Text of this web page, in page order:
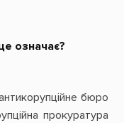
означає?
бюро
прокуратура